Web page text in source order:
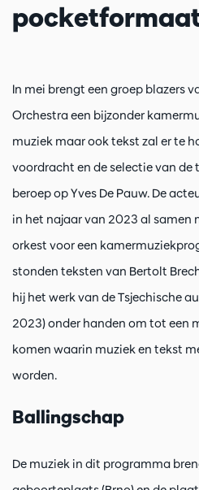
In mei brengt een groep blazers
Orchestra een bijzonder
muziek maar ook tekst zal er te
voordracht en de selectie van de
beroep op Yves De Pauw. De
in het najaar van 2023 al samen
orkest voor een
stonden teksten van Bertolt
hij het werk van de Tsjechische
2023) onder handen om tot een
komen waarin muziek en tekst
worden.
Ballingschap
De muziek in dit programma